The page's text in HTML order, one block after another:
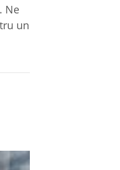
Ne
un